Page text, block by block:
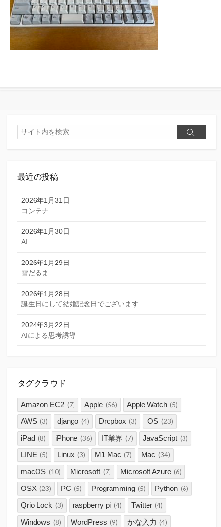
検
索
検
最近の投稿
2026年1月31日
コンテナ
2026年1月30日
AI
2026年1月29日
雪だるま
2026年1月28日
誕生日にして結婚記念日でございます
2024年3月22日
AIによる思考誘導
タグクラウド
Amazon EC2 (7) Apple (56) Apple Watch (5)
AWS (3) django (4) Dropbox (3) iOS (23)
iPad (8) iPhone (36) IT業界 (7) JavaScript (3)
LINE (5) Linux (3) M1 Mac (7) Mac (34)
macOS (10) Microsoft (7) Microsoft Azure (6)
OSX (23) PC (5) Programming (5) Python (6)
Qrio Lock (3) raspberry pi (4) Twitter (4)
Windows (8) WordPress (9) かな入力 (4)